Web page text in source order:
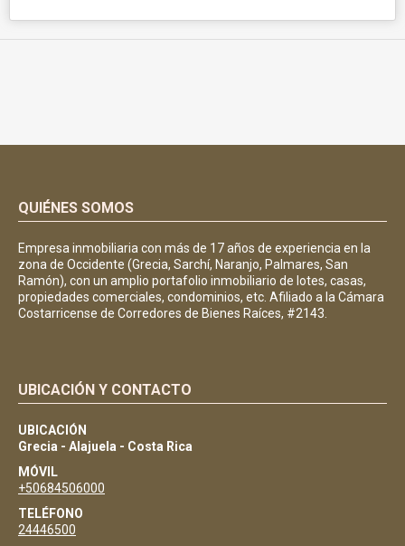
QUIÉNES SOMOS
Empresa inmobiliaria con más de 17 años de experiencia en la
zona de Occidente (Grecia, Sarchí, Naranjo, Palmares, San
Ramón), con un amplio portafolio inmobiliario de lotes, casas,
propiedades comerciales, condominios, etc. Afiliado a la Cámara
Costarricense de Corredores de Bienes Raíces, #2143.
UBICACIÓN Y CONTACTO
UBICACIÓN
Grecia - Alajuela - Costa Rica
MÓVIL
+50684506000
TELÉFONO
24446500